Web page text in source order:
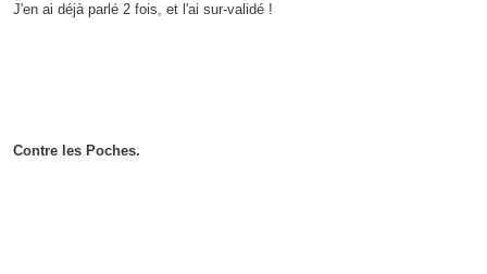
J'en ai déjà parlé 2 fois, et l'ai sur-validé !
Contre les Poches.